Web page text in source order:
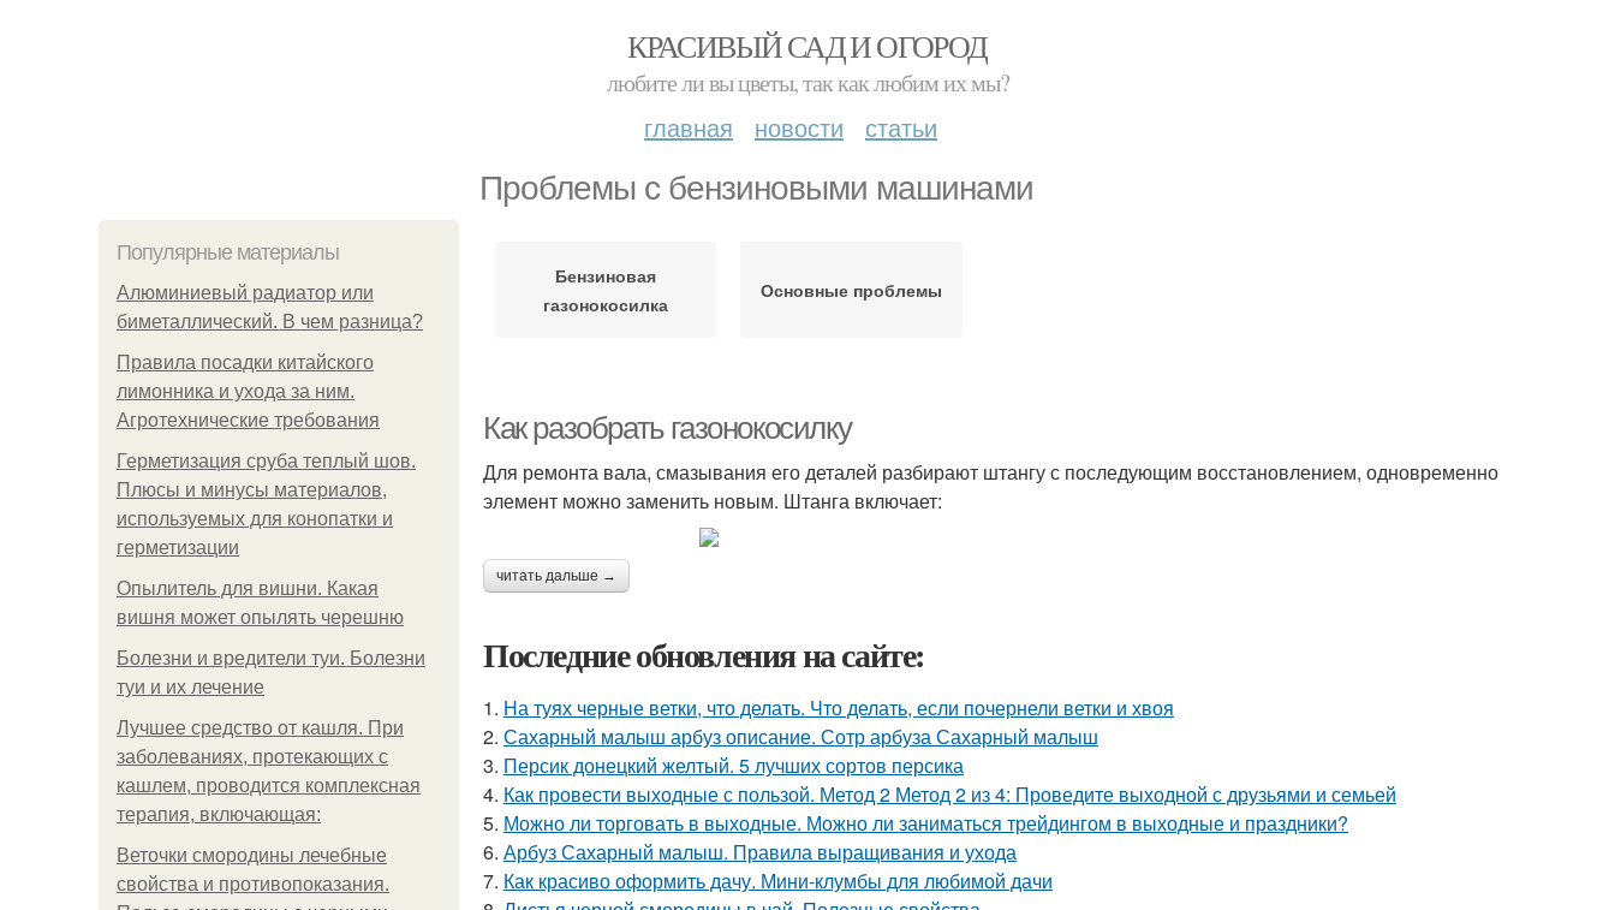
КРАСИВЫЙ САД И ОГОРОД
любите ли вы цветы, так как любим их мы?
главная новости статьи
Проблемы с бензиновыми машинами
Популярные материалы
Алюминиевый радиатор или
биметаллический. В чем разница?
Правила посадки китайского
лимонника и ухода за ним.
Агротехнические требования
Герметизация сруба теплый шов.
Плюсы и минусы материалов,
используемых для конопатки и
герметизации
Опылитель для вишни. Какая
вишня может опылять черешню
Болезни и вредители туи. Болезни
туи и их лечение
Лучшее средство от кашля. При
заболеваниях, протекающих с
кашлем, проводится комплексная
терапия, включающая:
Веточки смородины лечебные
свойства и противопоказания.
Бензиновая
газонокосилка
Основные проблемы
Как разобрать газонокосилку
Для ремонта вала, смазывания его деталей разбирают штангу с последующим восстановлением, одновременно
элемент можно заменить новым. Штанга включает:
читать дальше →
Последние обновления на сайте:
1. На туях черные ветки, что делать. Что делать, если почернели ветки и хвоя
2. Сахарный малыш арбуз описание. Сотр арбуза Сахарный малыш
3. Персик донецкий желтый. 5 лучших сортов персика
4. Как провести выходные с пользой. Метод 2 Метод 2 из 4: Проведите выходной с друзьями и семьей
5. Можно ли торговать в выходные. Можно ли заниматься трейдингом в выходные и праздники?
6. Арбуз Сахарный малыш. Правила выращивания и ухода
7. Как красиво оформить дачу. Мини-клумбы для любимой дачи